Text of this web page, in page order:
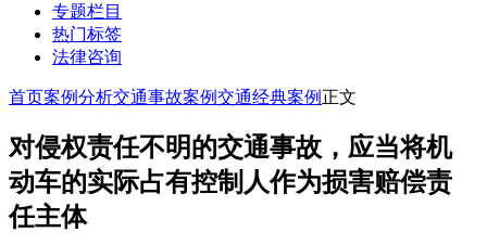
专题栏目
热门标签
法律咨询
首页案例分析交通事故案例交通经典案例 正文
对侵权责任不明的交通事故，应当将机
动车的实际占有控制人作为损害赔偿责
任主体